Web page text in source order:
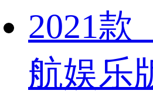
2021
航娱乐